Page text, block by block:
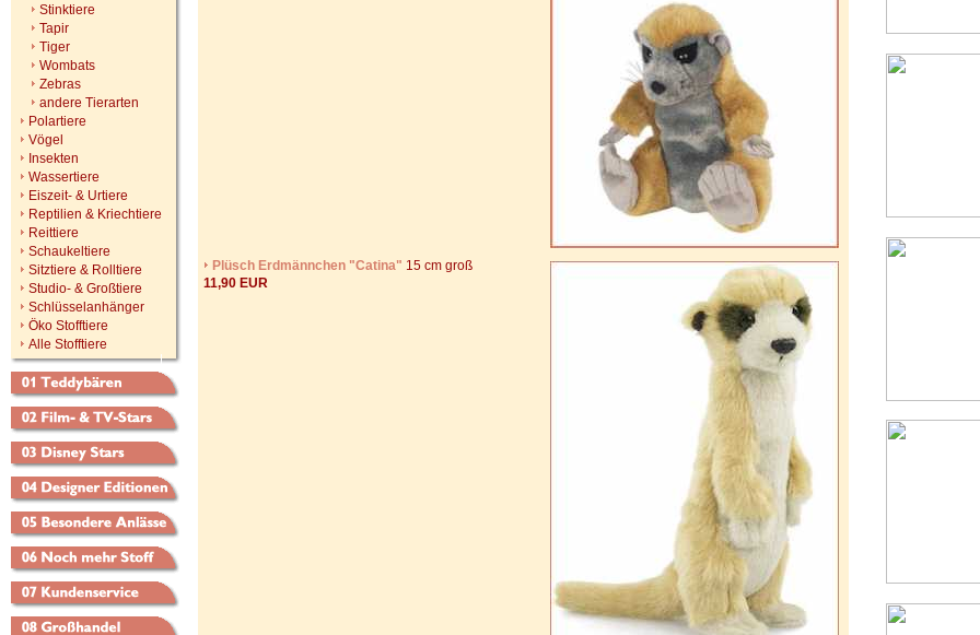
Stinktiere
Tapir
Tiger
Wombats
Zebras
andere Tierarten
Polartiere
Vögel
Insekten
Wassertiere
Eiszeit- & Urtiere
Reptilien & Kriechtiere
Reittiere
Schaukeltiere
Sitztiere & Rolltiere
Studio- & Großtiere
Schlüsselanhänger
Öko Stofftiere
Alle Stofftiere
Plüsch Erdmännchen "Catina" 15 cm groß
11,90 EUR